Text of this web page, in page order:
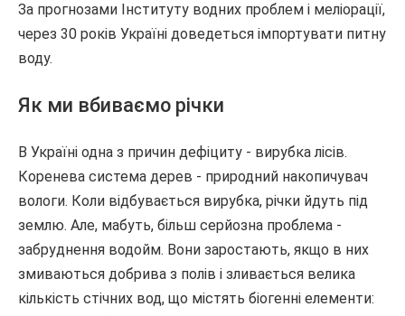
За прогнозами Інституту водних проблем і меліорації,
через 30 років Україні доведеться імпортувати питну
воду.
Як ми вбиваємо річки
В Україні одна з причин дефіциту - вирубка лісів.
Коренева система дерев - природний накопичувач
вологи. Коли відбувається вирубка, річки йдуть під
землю. Але, мабуть, більш серйозна проблема -
забруднення водойм. Вони заростають, якщо в них
змиваються добрива з полів і зливається велика
кількість стічних вод, що містять біогенні елементи: